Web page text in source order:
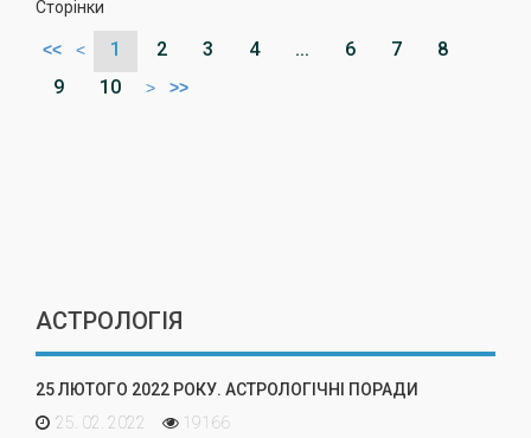
Сторінки
<< < 1 2 3 4 ... 6 7
8
9
10 > >>
АСТРОЛОГІЯ
25 ЛЮТОГО 2022 РОКУ. АСТРОЛОГІЧНІ ПОРАДИ
25. 02. 2022
19166